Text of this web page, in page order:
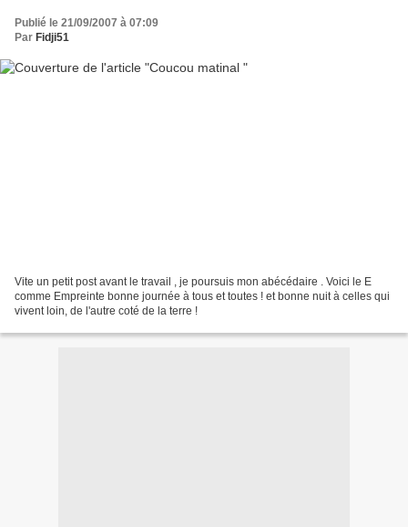
Publié le 21/09/2007 à 07:09
Par Fidji51
Vite un petit post avant le travail , je poursuis mon abécédaire . Voici le E
comme Empreinte bonne journée à tous et toutes ! et bonne nuit à celles qui
vivent loin, de l'autre coté de la terre !